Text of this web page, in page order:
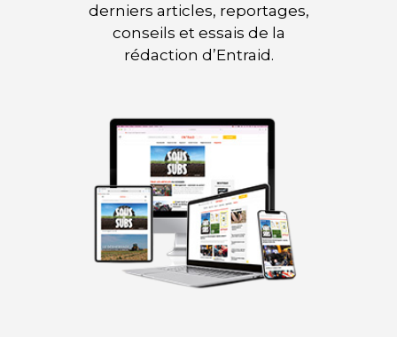
derniers articles, reportages,
conseils et essais de la
rédaction d’Entraid.